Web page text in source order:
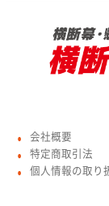
● 会社概要
● 特定商取引法
● 個人情報の取り